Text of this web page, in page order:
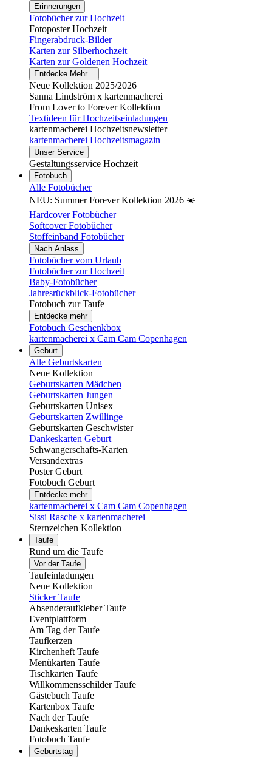
Erinnerungen
Fotobücher zur Hochzeit
Fotoposter Hochzeit
Fingerabdruck-Bilder
Karten zur Silberhochzeit
Karten zur Goldenen Hochzeit
Entdecke Mehr...
Neue Kollektion 2025/2026
Sanna Lindström x kartenmacherei
From Lover to Forever Kollektion
Textideen für Hochzeitseinladungen
kartenmacherei Hochzeitsnewsletter
kartenmacherei Hochzeitsmagazin
Unser Service
Gestaltungsservice Hochzeit
Fotobuch
Alle Fotobücher
NEU: Summer Forever Kollektion 2026 ☀️
Hardcover Fotobücher
Softcover Fotobücher
Stoffeinband Fotobücher
Nach Anlass
Fotobücher vom Urlaub
Fotobücher zur Hochzeit
Baby-Fotobücher
Jahresrückblick-Fotobücher
Fotobuch zur Taufe
Entdecke mehr
Fotobuch Geschenkbox
kartenmacherei x Cam Cam Copenhagen
Geburt
Alle Geburtskarten
Neue Kollektion
Geburtskarten Mädchen
Geburtskarten Jungen
Geburtskarten Unisex
Geburtskarten Zwillinge
Geburtskarten Geschwister
Dankeskarten Geburt
Schwangerschafts-Karten
Versandextras
Poster Geburt
Fotobuch Geburt
Entdecke mehr
kartenmacherei x Cam Cam Copenhagen
Sissi Rasche x kartenmacherei
Sternzeichen Kollektion
Taufe
Rund um die Taufe
Vor der Taufe
Taufeinladungen
Neue Kollektion
Sticker Taufe
Absenderaufkleber Taufe
Eventplattform
Am Tag der Taufe
Taufkerzen
Kirchenheft Taufe
Menükarten Taufe
Tischkarten Taufe
Willkommensschilder Taufe
Gästebuch Taufe
Kartenbox Taufe
Nach der Taufe
Dankeskarten Taufe
Fotobuch Taufe
Geburtstag